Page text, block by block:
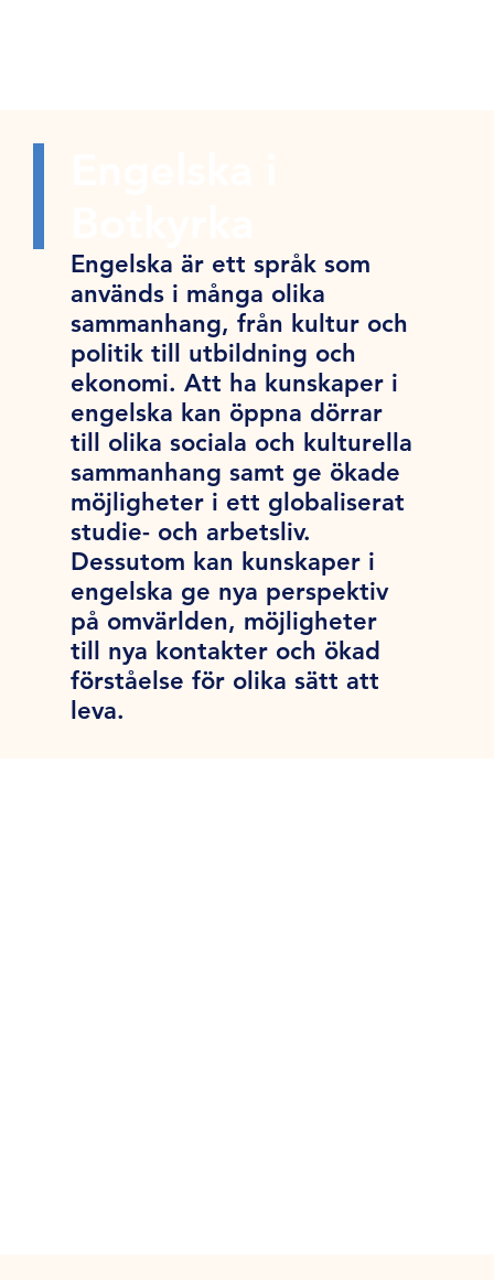
Engelska är ett språk som
används i många olika
sammanhang, från kultur och
politik till utbildning och
ekonomi. Att ha kunskaper i
engelska kan öppna dörrar
till olika sociala och kulturella
sammanhang samt ge ökade
möjligheter i ett globaliserat
studie- och arbetsliv.
Dessutom kan kunskaper i
engelska ge nya perspektiv
på omvärlden, möjligheter
till nya kontakter och ökad
förståelse för olika sätt att
leva.